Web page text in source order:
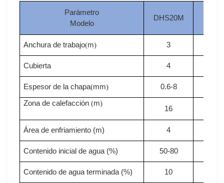
Parámetro
Modelo
DHS20M
Anchura de trabajo(m) 3
Cubierta 4
Espesor de la chapa(mm) 0.6-8
Zona de calefacción (m)
16
Área de enfriamiento (m) 4
Contenido inicial de agua (%) 50-80
Contenido de agua terminada (%) 10